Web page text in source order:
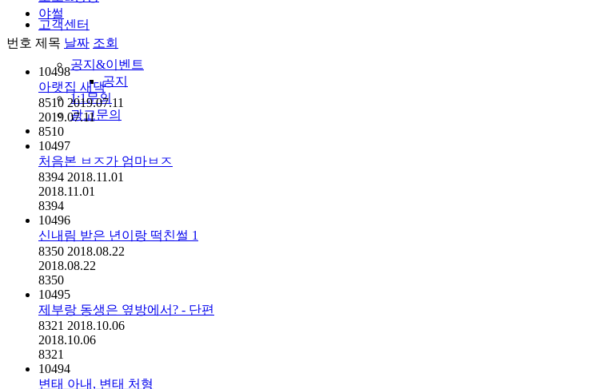
고객센터
공지&이벤트
공지
1:1문의
광고문의
야썰
번호 제목 날짜 조회
10498
아랫집 새댁
8510 2019.07.11
2019.07.11
8510
10497
처음본 ㅂㅈ가 엄마ㅂㅈ
8394 2018.11.01
2018.11.01
8394
10496
신내림 받은 년이랑 떡친썰 1
8350 2018.08.22
2018.08.22
8350
10495
제부랑 동생은 옆방에서? - 단편
8321 2018.10.06
2018.10.06
8321
10494
변태 아내, 변태 처형